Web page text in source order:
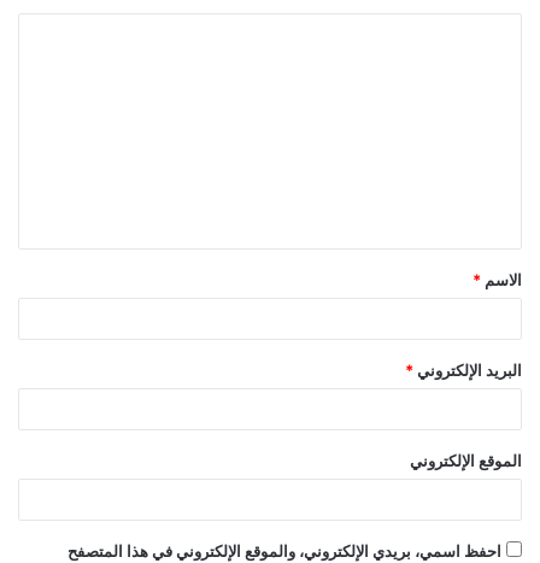
ق
*
الاسم *
البريد الإلكتروني *
الموقع الإلكتروني
احفظ اسمي، بريدي الإلكتروني، والموقع الإلكتروني في هذا المتصفح